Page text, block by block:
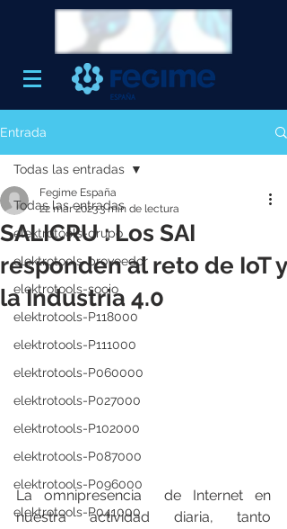
Entrada
Todas las entradas
elektrotools-grupo
elektrotools-proveedor
elektrotools-socio
elektrotools-P118000
elektrotools-P111000
elektrotools-P060000
elektrotools-P027000
elektrotools-P102000
elektrotools-P087000
elektrotools-P096000
elektrotools-P041000
Todas las entradas
SALICRU : Los SAI
responden al reto de IoT y
la Industria 4.0
Fegime España
22 mar 20233 min de lectura
La omnipresencia  de Internet en
nuestra actividad diaria, tanto